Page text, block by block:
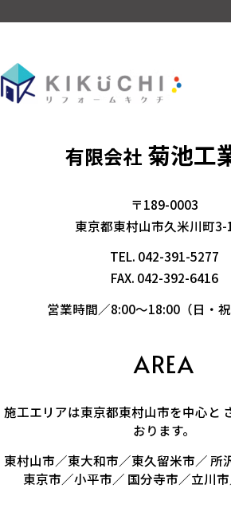
有限会社 菊池工
〒189-0003
東京都東村山市久米川町3-
TEL. 042-391-5277
FAX. 042-392-6416
営業時間／8:00～18:00（日・祝
AREA
施工エリアは東京都東村山市を中心と
おります。
東村山市／東大和市／東久留米市／ 所
東京市／小平市／ 国分寺市／立川